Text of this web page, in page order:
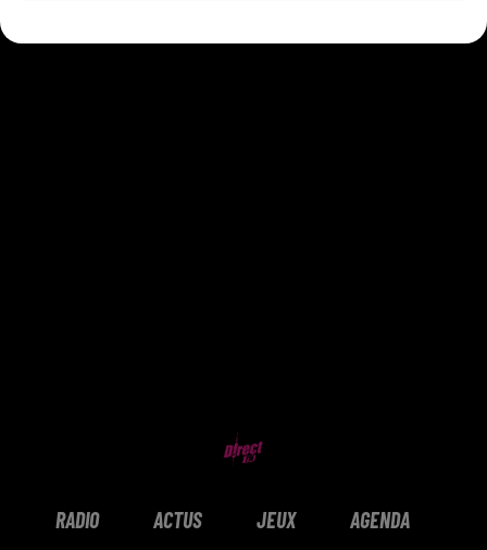
RADIO ACTUS JEUX AGENDA